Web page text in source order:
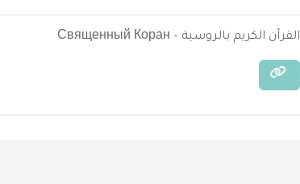
القرآن الكريم بالروسية – Священный Коран